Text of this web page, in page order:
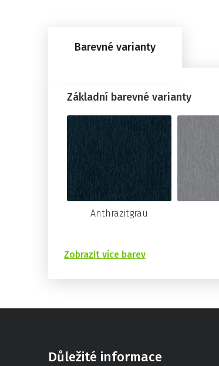
Barevné varianty
Základní barevné varianty
Anthrazitgrau
Zobrazit více barev
Důležité informace